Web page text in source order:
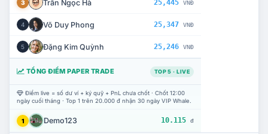
3 Trần Ngọc Hà 25,445 VNĐ
4 Võ Duy Phong 25,347 VNĐ
5 Đặng Kim Quỳnh 25,246 VNĐ
TỔNG ĐIỂM PAPER TRADE TOP 5 · LIVE
Điểm live = số dư ví + ký quỹ + PnL chưa chốt · Chốt 12:00
ngày cuối tháng · Top 1 trên 20.000 đ nhận 30 ngày VIP Whale.
1 Demo123 10.115 đ